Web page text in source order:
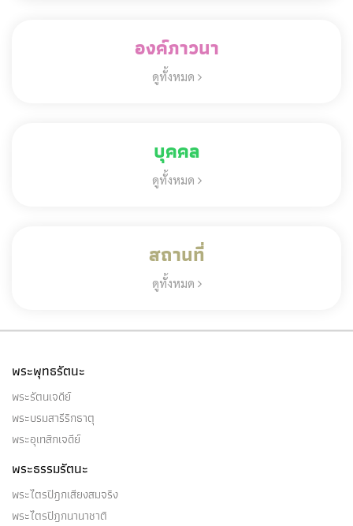
องค์ภาวนา
ดูทั้งหมด
บุคคล
ดูทั้งหมด
สถานที่
ดูทั้งหมด
พระพุทธรัตนะ
พระรัตนเจดีย์
พระบรมสารีริกธาตุ
พระอุเทสิกเจดีย์
พระธรรมรัตนะ
พระไตรปิฎกเสียงสมจริง
พระไตรปิฎกนานาชาติ